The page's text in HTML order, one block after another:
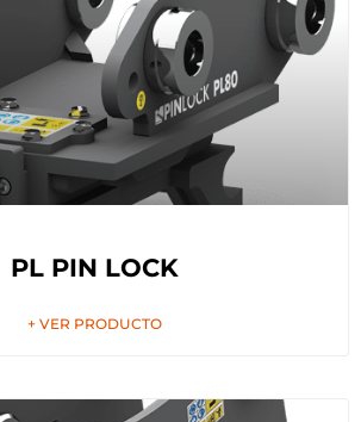
PL PIN LOCK
+ VER PRODUCTO